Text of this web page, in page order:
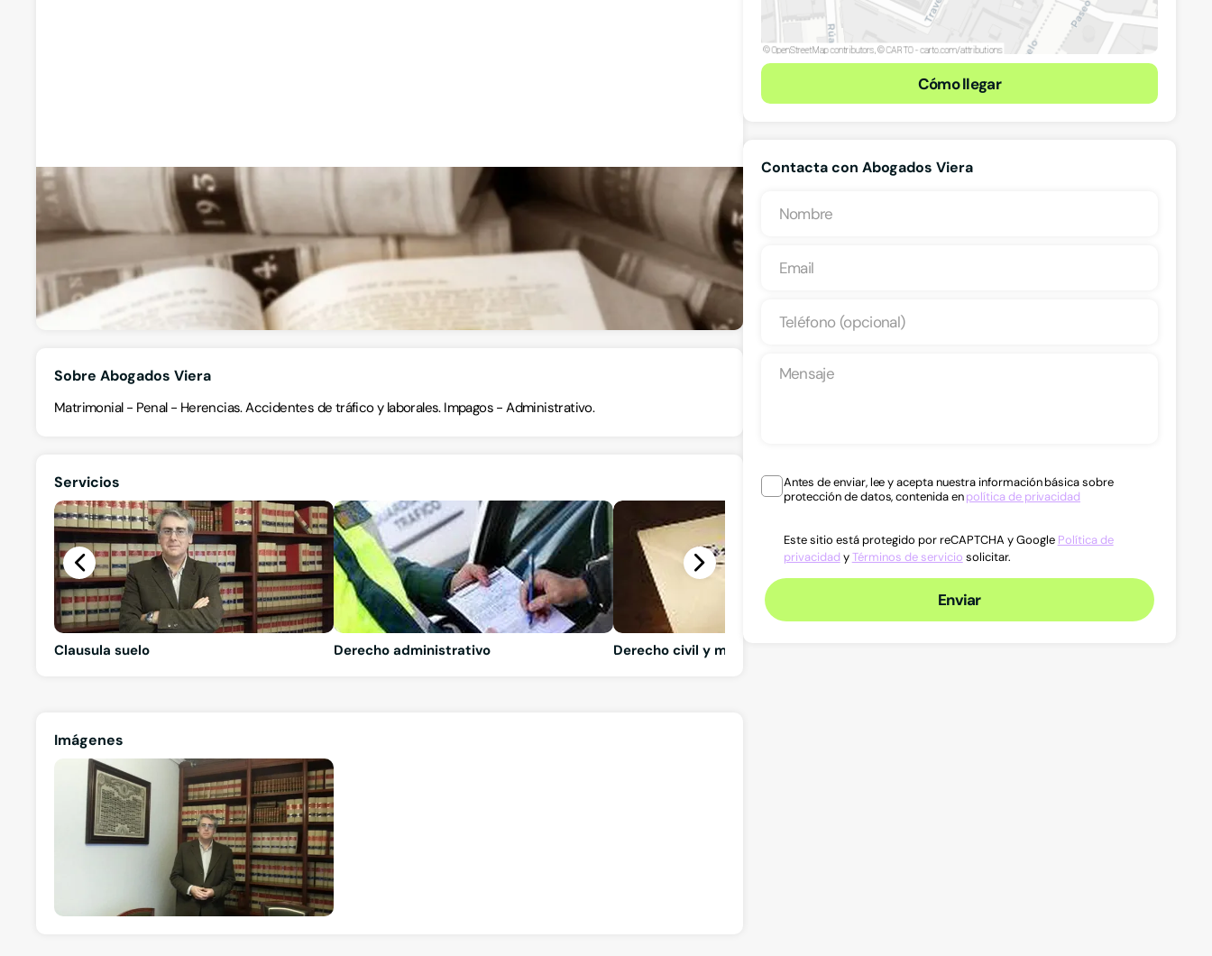
Recomendado por qdq
Abogados Viera
Abogados
Calle Rosa Bahamonde 7 - 1º A, 36700, Tui, Pontevedra
Visitar web
Ver teléfono
Sobre Abogados Viera
Matrimonial - Penal - Herencias. Accidentes de tráfico y laborales. Impagos - Administrativo.
Servicios
Clausula suelo Derecho administrativo Derecho civil y mercantil
Imágenes
Cómo llegar
Contacta con Abogados Viera
Antes de enviar, lee y acepta nuestra información básica sobre
protección de datos, contenida enpolítica de privacidad
Este sitio está protegido por reCAPTCHA y Google Política de
privacidad yTérminos de servicio solicitar.
Enviar